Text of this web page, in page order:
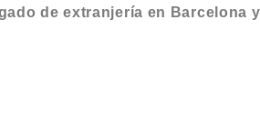
de extranjería en Barcelona